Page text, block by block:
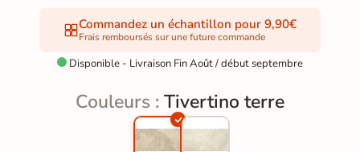
Commandez un échantillon pour 9,90€
Frais remboursés sur une future commande
 Disponible - Livraison Fin Août / début septembre
Couleurs : Tivertino terre